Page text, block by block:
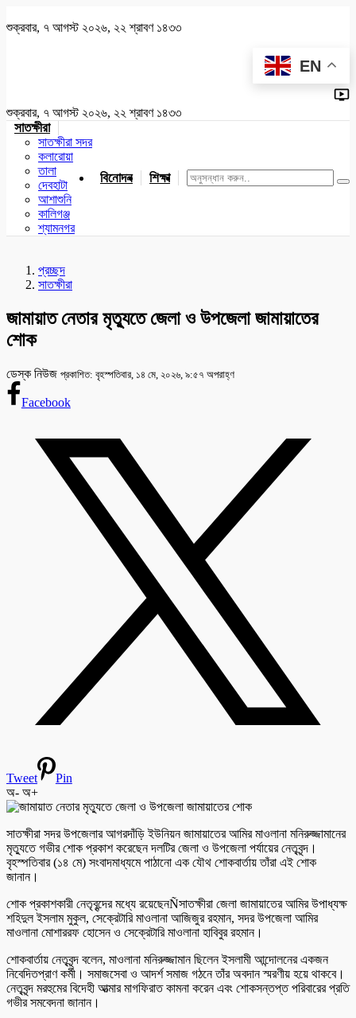
শুক্রবার, ৭ আগস্ট ২০২৬, ২২ শ্রাবণ ১৪৩৩
EN
শুক্রবার, ৭ আগস্ট ২০২৬, ২২ শ্রাবণ ১৪৩৩
সাতক্ষীরা
সাতক্ষীরা সদর
কলারোয়া
তালা
দেবহাটা
আশাশুনি
কালিগঞ্জ
শ্যামনগর
বিনোদন শিক্ষা খেলাধুলা জাতীয় যশোর
প্রচ্ছদ
সাতক্ষীরা
জামায়াত নেতার মৃত্যুতে জেলা ও উপজেলা জামায়াতের
শোক
ডেস্ক নিউজ প্রকাশিত: বৃহস্পতিবার, ১৪ মে, ২০২৬, ৯:৫৭ অপরাহ্ণ
Facebook
Tweet
Pin
অ- অ+
সাতক্ষীরা সদর উপজেলার আগরদাঁড়ি ইউনিয়ন জামায়াতের আমির মাওলানা মনিরুজ্জামানের
মৃত্যুতে গভীর শোক প্রকাশ করেছেন দলটির জেলা ও উপজেলা পর্যায়ের নেতৃবৃন্দ।
বৃহস্পতিবার (১৪ মে) সংবাদমাধ্যমে পাঠানো এক যৌথ শোকবার্তায় তাঁরা এই শোক
জানান।
শোক প্রকাশকারী নেতৃবৃন্দের মধ্যে রয়েছেনÑসাতক্ষীরা জেলা জামায়াতের আমির উপাধ্যক্ষ
শহিদুল ইসলাম মুকুল, সেক্রেটারি মাওলানা আজিজুর রহমান, সদর উপজেলা আমির
মাওলানা মোশাররফ হোসেন ও সেক্রেটারি মাওলানা হাবিবুর রহমান।
শোকবার্তায় নেতৃবৃন্দ বলেন, মাওলানা মনিরুজ্জামান ছিলেন ইসলামী আন্দোলনের একজন
নিবেদিতপ্রাণ কর্মী। সমাজসেবা ও আদর্শ সমাজ গঠনে তাঁর অবদান স্মরণীয় হয়ে থাকবে।
নেতৃবৃন্দ মরহুমের বিদেহী আত্মার মাগফিরাত কামনা করেন এবং শোকসন্তপ্ত পরিবারের প্রতি
গভীর সমবেদনা জানান।